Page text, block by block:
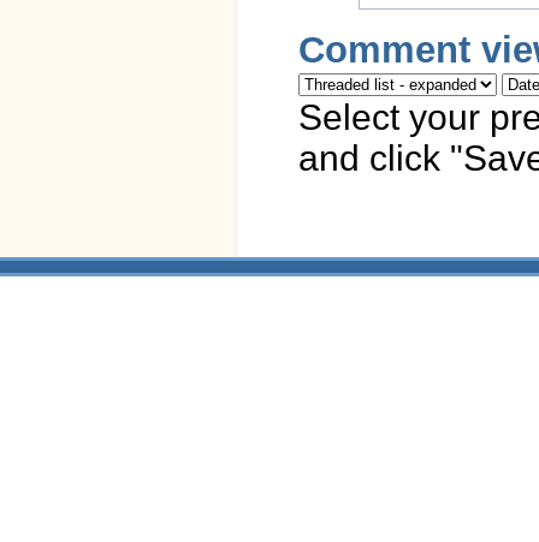
Comment
Select your
and click